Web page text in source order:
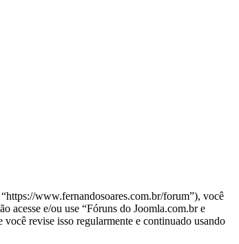
www.fernandosoares.com.br/forum”), você
acesse e/ou use “Fóruns do Joomla.com.br e
revise isso regularmente e continuado usando